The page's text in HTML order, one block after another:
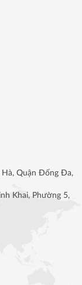
Hà, Quận Đống Đa,
Khai, Phường 5,